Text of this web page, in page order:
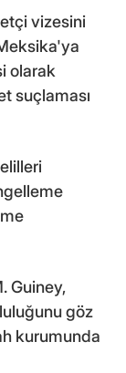
vizesini
olarak
suçlaması
Guiney,
göz
kurumunda